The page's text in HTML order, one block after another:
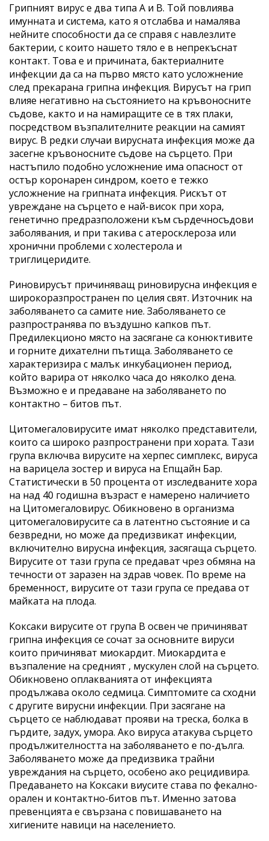
Грипният вирус е два типа А и В. Той повлиява
имунната и система, като я отслабва и намалява
нейните способности да се справя с навлезлите
бактерии, с които нашето тяло е в непрекъснат
контакт. Това е и причината, бактериалните
инфекции да са на първо място като усложнение
след прекарана грипна инфекция. Вирусът на грип
влияе негативно на състоянието на кръвоносните
съдове, както и на намиращите се в тях плаки,
посредством възпалителните реакции на самият
вирус. В редки случаи вирусната инфекция може да
засегне кръвоносните съдове на сърцето. При
настъпило подобно усложнение има опасност от
остър коронарен синдром, което е тежко
усложнение на грипната инфекция. Рискът от
увреждане на сърцето е най-висок при хора,
генетично предразположени към сърдечносъдови
заболявания, и при такива с атеросклероза или
хронични проблеми с холестерола и
триглицеридите.
Риновирусът причиняващ риновирусна инфекция е
широкоразпространен по целия свят. Източник на
заболяването са самите ние. Заболяването се
разпространява по въздушно капков път.
Предилекционо място на засягане са конюктивите
и горните дихателни пътища. Заболяването се
характеризира с малък инкубационен период,
който варира от няколко часа до няколко дена.
Възможно е и предаване на заболяването по
контактно – битов път.
Цитомегаловирусите имат няколко представители,
които са широко разпространени при хората. Тази
група включва вирусите на херпес симплекс, вируса
на варицела зостер и вируса на Епщайн Бар.
Статистически в 50 процента от изследваните хора
на над 40 годишна възраст е намерено наличието
на Цитомегаловирус. Обикновено в организма
цитомегаловирусите са в латентно състояние и са
безвредни, но може да предизвикат инфекции,
включително вирусна инфекция, засягаща сърцето.
Вирусите от тази група се предават чрез обмяна на
течности от заразен на здрав човек. По време на
бременност, вирусите от тази група се предава от
майката на плода.
Коксаки вирусите от група В освен че причиняват
грипна инфекция се сочат за основните вируси
които причиняват миокардит. Миокардита е
възпаление на средният , мускулен слой на сърцето.
Обикновено оплакванията от инфекцията
продължава около седмица. Симптомите са сходни
с другите вирусни инфекции. При засягане на
сърцето се наблюдават прояви на треска, болка в
гърдите, задух, умора. Ако вируса атакува сърцето
продължителността на заболяването е по-дълга.
Заболяването може да предизвика трайни
увреждания на сърцето, особено ако рецидивира.
Предаването на Коксаки виусите става по фекално-
орален и контактно-битов път. Именно затова
превенцията е свързана с повишаването на
хигиените навици на населението.